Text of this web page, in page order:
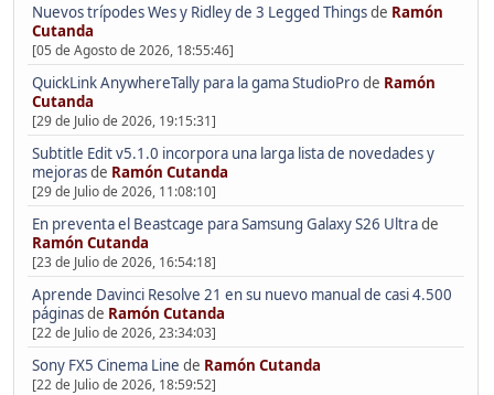
Nuevos trípodes Wes y Ridley de 3 Legged Thingsde Ramón
Cutanda
[05 de Agosto de 2026, 18:55:46]
QuickLink AnywhereTally para la gama StudioProde Ramón
Cutanda
[29 de Julio de 2026, 19:15:31]
Subtitle Edit v5.1.0 incorpora una larga lista de novedades y
mejorasde Ramón Cutanda
[29 de Julio de 2026, 11:08:10]
En preventa el Beastcage para Samsung Galaxy S26 Ultrade
Ramón Cutanda
[23 de Julio de 2026, 16:54:18]
Aprende Davinci Resolve 21 en su nuevo manual de casi 4.500
páginasde Ramón Cutanda
[22 de Julio de 2026, 23:34:03]
Sony FX5 Cinema Line de Ramón Cutanda
[22 de Julio de 2026, 18:59:52]